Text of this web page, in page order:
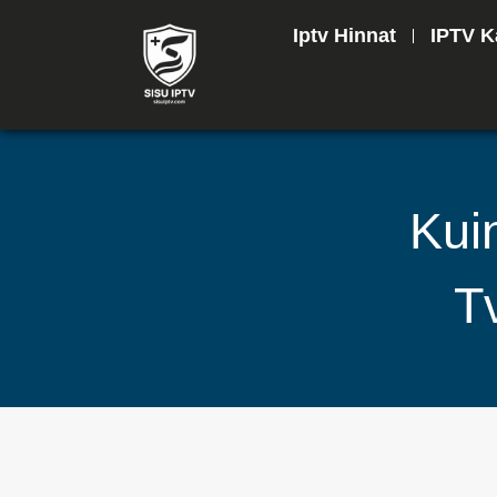
Iptv Hinnat IPTV